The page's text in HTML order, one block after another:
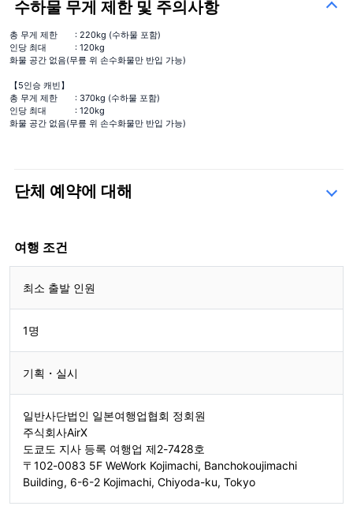
수하물 무게 제한 및 주의사항
총 무게 제한
: 220kg (수하물 포함)
인당 최대
: 120kg
화물 공간 없음(무릎 위 손수화물만 반입 가능)
【5인승 캐빈】
총 무게 제한
: 370kg (수하물 포함)
인당 최대
: 120kg
화물 공간 없음(무릎 위 손수화물만 반입 가능)
단체 예약에 대해
여행 조건
최소 출발 인원
1명
기획・실시
일반사단법인 일본여행업협회 정회원
주식회사AirX
도쿄도 지사 등록 여행업 제2-7428호
〒102-0083 5F WeWork Kojimachi, Banchokoujimachi
Building, 6-6-2 Kojimachi, Chiyoda-ku, Tokyo